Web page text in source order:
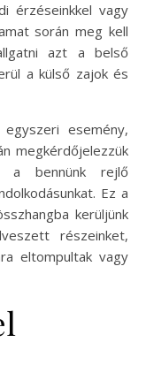
érzéseinkkel vagy
során meg kell
azt a belső
a külső zajok és
esemény,
megkérdőjelezzük
a bennünk rejlő
Ez a
kerüljünk
részeinket,
eltompultak vagy